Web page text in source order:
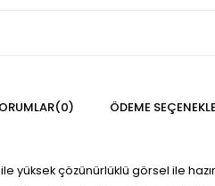
(0) ÖDEME
yüksek çözünürlüklü görsel ile